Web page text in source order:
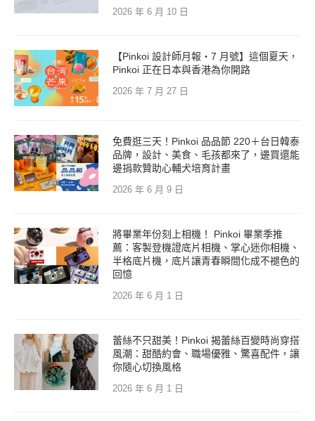
2026 年 6 月 10 日
【Pinkoi 設計師月報・7 月號】這個夏天，
Pinkoi 正在日本與香港為你開路
2026 年 7 月 27 日
免費逛三天！Pinkoi 品品節 220＋台日韓泰
品牌，設計、美食、毛孩都來了，邊買還能
邊捐款贊助心輔犬培育計畫
2026 年 6 月 9 日
將畢業年份刻上相機！ Pinkoi 畢業季推
薦：客製登機證底片相機、掌心迷你相機、
半格底片機，底片讓青春瞬間化成不褪色的
回憶
2026 年 6 月 1 日
蕾絲不只甜美！Pinkoi 揭蕾絲百變時尚穿搭
風潮：甜酷約會、職場優雅、驚喜配件，讓
你隨心切換風格
2026 年 6 月 1 日